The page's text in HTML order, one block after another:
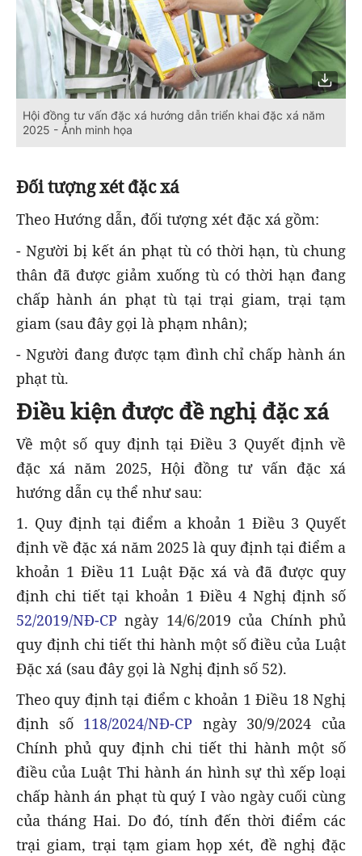
Hội đồng tư vấn đặc xá hướng dẫn triển khai đặc xá năm
2025 - Ảnh minh họa
Đối tượng xét đặc xá
Theo Hướng dẫn, đối tượng xét đặc xá gồm:
- Người bị kết án phạt tù có thời hạn, tù chung
thân đã được giảm xuống tù có thời hạn đang
chấp hành án phạt tù tại trại giam, trại tạm
giam (sau đây gọi là phạm nhân);
- Người đang được tạm đình chỉ chấp hành án
phạt tù.
Điều kiện được đề nghị đặc xá
Về một số quy định tại Điều 3 Quyết định về
đặc xá năm 2025, Hội đồng tư vấn đặc xá
hướng dẫn cụ thể như sau:
1. Quy định tại điểm a khoản 1 Điều 3 Quyết
định về đặc xá năm 2025 là quy định tại điểm a
khoản 1 Điều 11 Luật Đặc xá và đã được quy
định chi tiết tại khoản 1 Điều 4 Nghị định số
52/2019/NĐ-CP ngày 14/6/2019 của Chính phủ
quy định chi tiết thi hành một số điều của Luật
Đặc xá (sau đây gọi là Nghị định số 52).
Theo quy định tại điểm c khoản 1 Điều 18 Nghị
định số 118/2024/NĐ-CP ngày 30/9/2024 của
Chính phủ quy định chi tiết thi hành một số
điều của Luật Thi hành án hình sự thì xếp loại
chấp hành án phạt tù quý I vào ngày cuối cùng
của tháng Hai. Do đó, tính đến thời điểm các
trại giam, trại tạm giam họp xét, đề nghị đặc